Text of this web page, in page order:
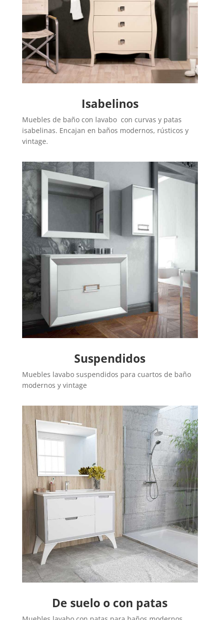
Isabelinos
Muebles de baño con lavabo con curvas y patas
isabelinas. Encajan en baños modernos, rústicos y
vintage.
Suspendidos
Muebles lavabo suspendidos para cuartos de baño
modernos y vintage
De suelo o con patas